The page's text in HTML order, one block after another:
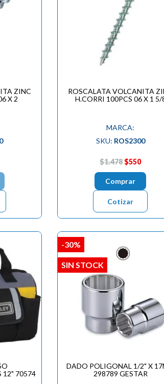
ZINC
X 2
ROSCALATA VOLCANITA
H.CORRI 100PCS 06 X 1 5/
MARCA:
SKU: ROS2300
$1.478$550
Comprar
Cotizar
12" 70574
DADO POLIGONAL 1/2" X
298789 GESTAR
-30%
SIN STOCK